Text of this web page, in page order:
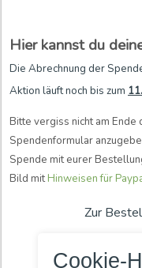
Cookie-
Hier kannst du
Die Abrechnung der
Aktion läuft noch bis zum
Bitte vergiss nicht am
Spendenformular
Spende mit eurer
Bild mitHinweisen für
Zur